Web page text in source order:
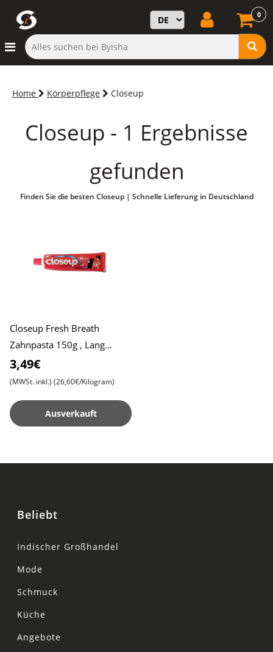
0
Home Körperpflege Closeup
Closeup - 1 Ergebnisse
gefunden
Finden Sie die besten Closeup | Schnelle Lieferung in Deutschland
Closeup Fresh Breath
Zahnpasta 150g , Lang
anhaltende Frische ,
Aufhellende Formel
3,49€
(MWSt. inkl.) (26,60€/Kilogram)
Ausverkauft
Beliebt
Indischer Großhandel
Mode
Schmuck
Küche
Angebote